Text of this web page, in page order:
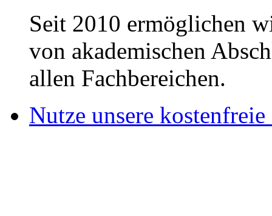
Seit 2010 ermöglichen
von akademischen
allen Fachbereichen.
Nutze unsere